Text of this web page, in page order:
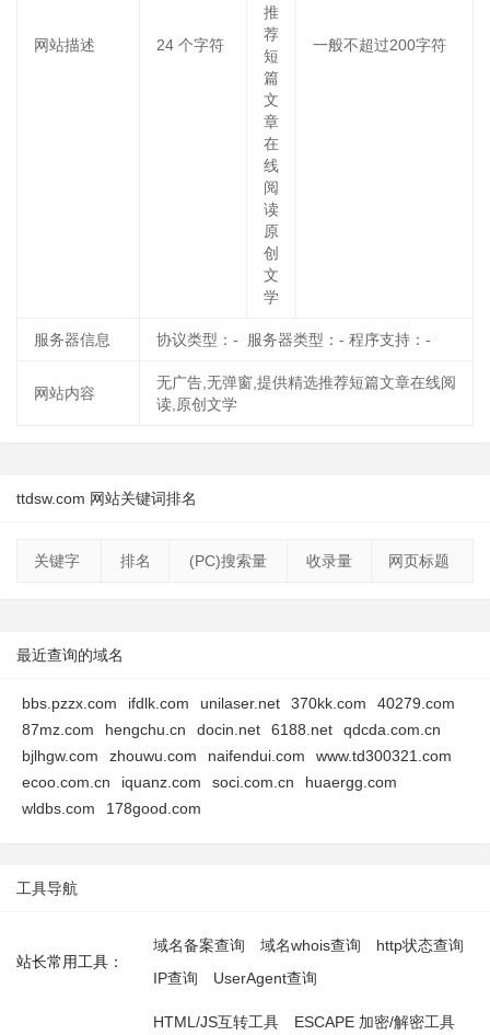
网站描述 24 个字符
推
荐
短
篇
文
章
在
线
阅
读
原
创
文
学
一般不超过200字符
服务器信息 协议类型：- 服务器类型：- 程序支持：-
网站内容
无广告,无弹窗,提供精选推荐短篇文章在线阅
读,原创文学
ttdsw.com 网站关键词排名
关键字 排名 (PC)搜索量 收录量 网页标题
最近查询的域名
bbs.pzzx.com ifdlk.com unilaser.net 370kk.com
40279.com
87mz.com
hengchu.cn docin.net 6188.net
qdcda.com.cn
bjlhgw.com
zhouwu.com naifendui.com
www.td300321.com
ecoo.com.cn
iquanz.com soci.com.cn
huaergg.com
wldbs.com
178good.com
工具导航
站长常用工具：
域名备案查询 域名whois查询
http状态查询
IP查询
UserAgent查询
HTML/JS互转工具 ESCAPE 加密/解密工具